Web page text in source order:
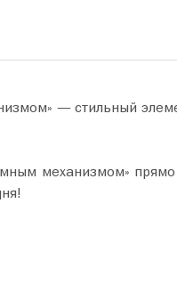
— стильный
сейчас по цене от 43 400